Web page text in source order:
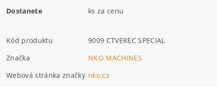
Dostanete ks za cenu
Kód produktu
9009 CTVEREC SPECIAL
Značka
NKO MACHINES
Webová stránka značky nko.cz